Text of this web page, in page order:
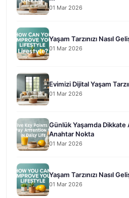
01 Mar 2026
Yaşam Tarzınızı Nasıl
01 Mar 2026
Evimizi Dijital Yaşam
01 Mar 2026
Günlük Yaşamda Dikkate
Anahtar Nokta
01 Mar 2026
Yaşam Tarzınızı Nasıl
01 Mar 2026